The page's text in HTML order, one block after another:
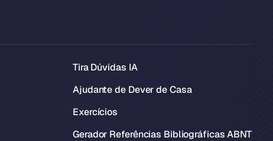
Tira Dúvidas IA
Ajudante de Dever de Casa
Exercícios
Gerador Referências Bibliográficas ABNT